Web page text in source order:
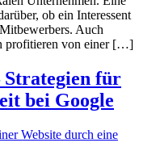
ob ein Interessent
Auch
profitieren von einer […]
für
bei Google